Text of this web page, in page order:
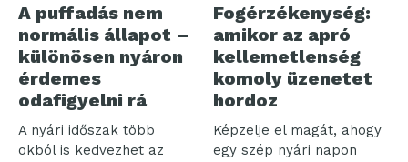
A puffadás nem
normális állapot –
különösen nyáron
érdemes
odafigyelni rá
A nyári időszak több
okból is kedvezhet az
Fogérzékenység:
amikor az apró
kellemetlenség
komoly üzenetet
hordoz
Képzelje el magát, ahogy
egy szép nyári napon